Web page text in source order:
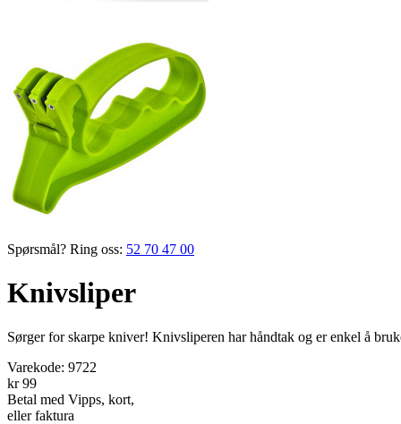
Spørsmål? Ring oss: 52 70 47 00
Knivsliper
Sørger for skarpe kniver! Knivsliperen har håndtak og er enkel å
Varekode: 9722
kr 99
Betal med Vipps, kort,
eller faktura